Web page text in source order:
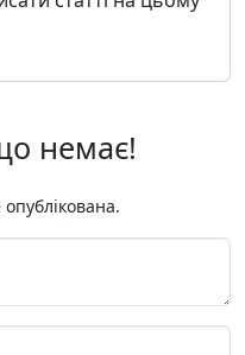
немає!